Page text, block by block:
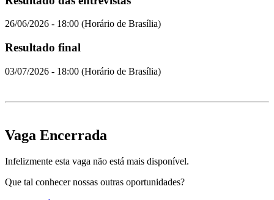
26/06/2026 - 18:00 (Horário de Brasília)
Resultado final
03/07/2026 - 18:00 (Horário de Brasília)
Vaga Encerrada
Infelizmente esta vaga não está mais disponível.
Que tal conhecer nossas outras oportunidades?